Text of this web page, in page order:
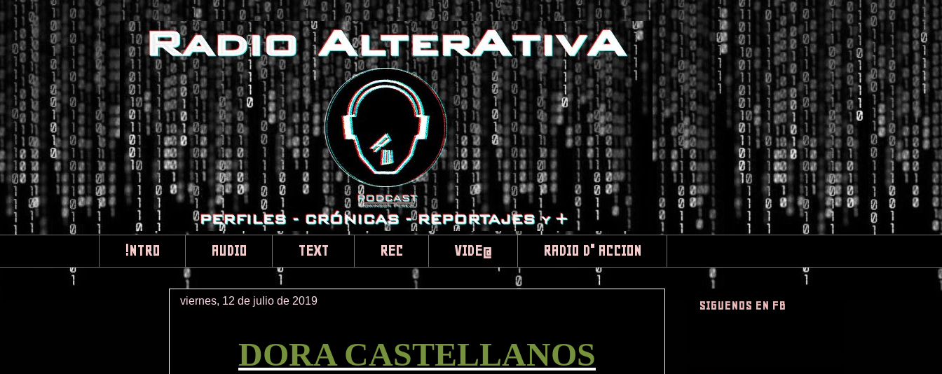
!NTRO AUDIO TEXT REC VIDE@ RADIO D" ACCION
viernes, 12 de julio de 2019
DORA CASTELLANOS
SIGUENOS EN FB